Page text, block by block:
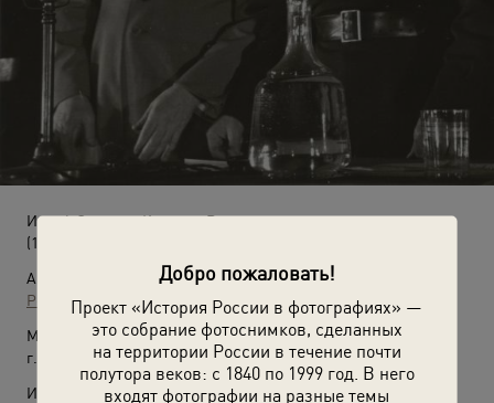
Добро пожаловать!
Проект «История России в фотографиях» —
это собрание фотоснимков, сделанных
на территории России в течение почти
полутора веков: с 1840 по 1999 год. В него
входят фотографии на разные темы
Иосиф Сталин и Климент Ворошилов
(1935 - 1936)
Автор:
Роберт Диамент
Место съемки:
г. Москва
Источники: